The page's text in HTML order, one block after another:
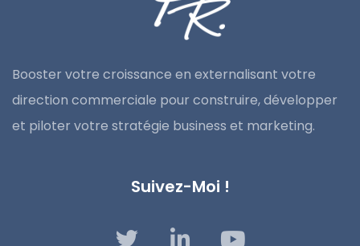
Booster votre croissance en externalisant votre
direction commerciale pour construire, développer
et piloter votre stratégie business et marketing.
Suivez-Moi !